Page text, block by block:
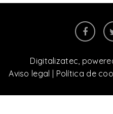
Digitalizatec ,
Aviso legal | Política de